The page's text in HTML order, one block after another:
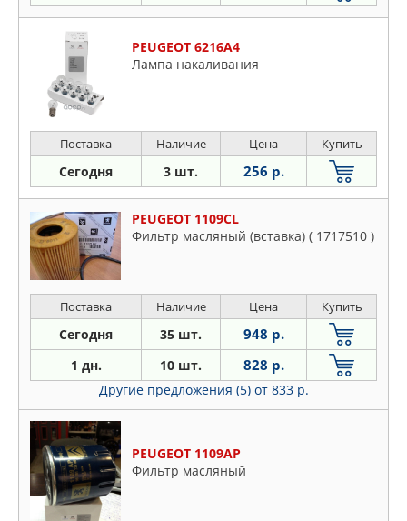
PEUGEOT 6216A4
Лампа накаливания
Поставка Наличие Цена Купить
Сегодня 3 шт. 256 р.
PEUGEOT 1109CL
Фильтр масляный (вставка) ( 1717510 )
Поставка Наличие Цена Купить
Сегодня 35 шт. 948 р.
1 дн. 10 шт. 828 р.
Другие предложения (5) от 833 р.
PEUGEOT 1109AP
Фильтр масляный